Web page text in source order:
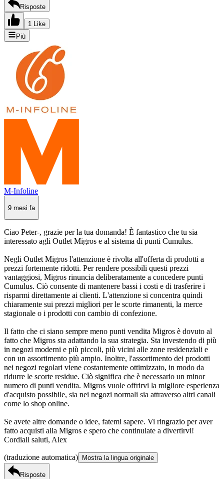
Risposte
1 Like
Più
M-Infoline
9 mesi fa
Ciao Peter-, grazie per la tua domanda! È fantastico che tu sia
interessato agli Outlet Migros e al sistema di punti Cumulus.
Negli Outlet Migros l'attenzione è rivolta all'offerta di prodotti a
prezzi fortemente ridotti. Per rendere possibili questi prezzi
vantaggiosi, Migros rinuncia deliberatamente a concedere punti
Cumulus. Ciò consente di mantenere bassi i costi e di trasferire i
risparmi direttamente ai clienti. L'attenzione si concentra quindi
chiaramente sui prezzi migliori per le scorte rimanenti, la merce
stagionale o i prodotti con cambio di confezione.
Il fatto che ci siano sempre meno punti vendita Migros è dovuto al
fatto che Migros sta adattando la sua strategia. Sta investendo di più
in negozi moderni e più piccoli, più vicini alle zone residenziali e
con un assortimento più ampio. Inoltre, l'assortimento dei prodotti
nei negozi regolari viene costantemente ottimizzato, in modo da
ridurre le scorte residue. Ciò significa che è necessario un minor
numero di punti vendita. Migros vuole offrirvi la migliore esperienza
d'acquisto possibile, sia nei negozi normali sia attraverso altri canali
come lo shop online.
Se avete altre domande o idee, fatemi sapere. Vi ringrazio per aver
fatto acquisti alla Migros e spero che continuiate a divertirvi!
Cordiali saluti, Alex
(traduzione automatica) Mostra la lingua originale
Risposte